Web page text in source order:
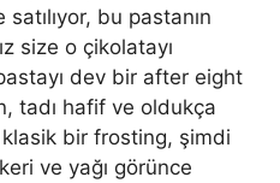
bu pastanın
size o çikolatayı
dev bir after eight
tadı hafif ve oldukça
bir frosting, şimdi
ve yağı görünce